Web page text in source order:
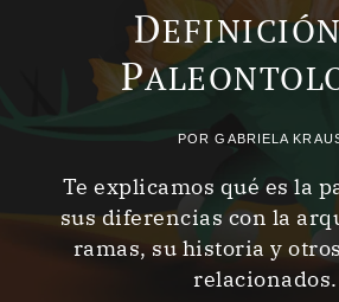
D
P
PORGABRIELA
Te explicamos qué es la
sus diferencias con la
ramas, su historia y
relacionados.